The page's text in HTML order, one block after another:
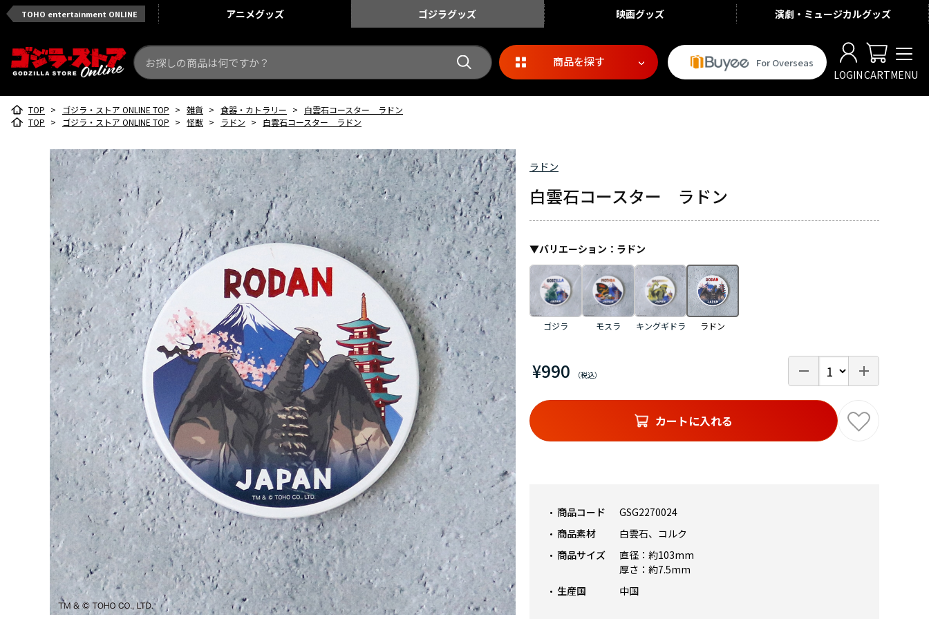
TOHO entertainment ONLINE アニメグッズ ゴジラグッズ 映画グッズ 演劇・ミュージカルグッズ
商品を探す For Overseas
LOGINCARTMENU
TOP > ゴジラ・ストア ONLINE TOP > 雑貨 > 食器・カトラリー >
白雲石コースター ラドン
TOP > ゴジラ・ストア ONLINE TOP > 怪獣 > ラドン > 白雲石コースター ラドン
ラドン
白雲石コースター ラドン
¥990
商品コード
GSG2270024
商品素材
白雲石、コルク
商品サイズ
直径：約103mm
厚さ：約7.5mm
生産国
中国
▼バリエーション ： ラドン
ゴジラ モスラ キングギドラ ラドン
カートに入れる